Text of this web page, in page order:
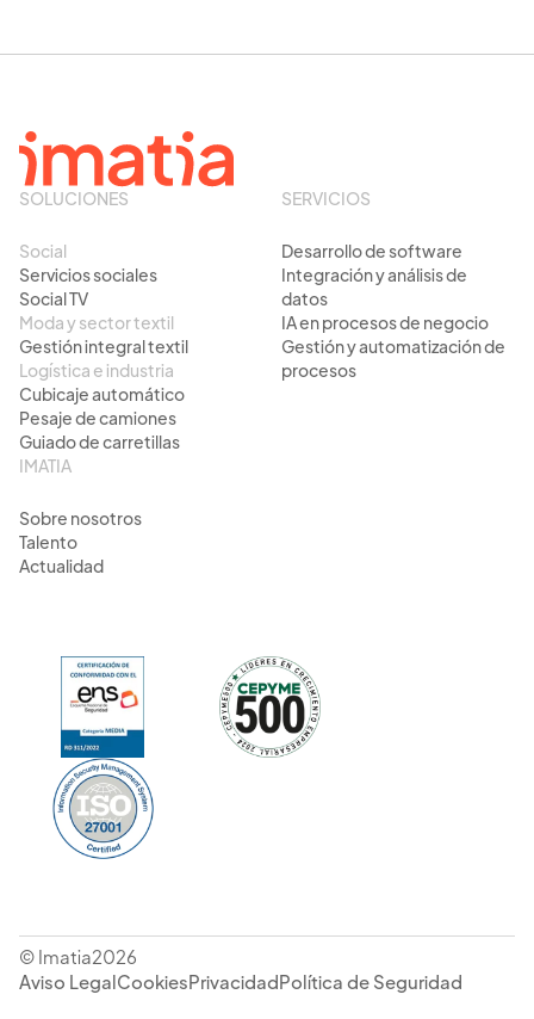
SOLUCIONES
Social
Servicios sociales
Social TV
Moda y sector textil
Gestión integral textil
Logística e industria
Cubicaje automático
Pesaje de camiones
Guiado de carretillas
SERVICIOS
Desarrollo de software
Integración y análisis de
datos
IA en procesos de negocio
Gestión y automatización de
procesos
IMATIA
Sobre nosotros
Talento
Actualidad
© Imatia2026
Aviso Legal Cookies Privacidad Política de Seguridad